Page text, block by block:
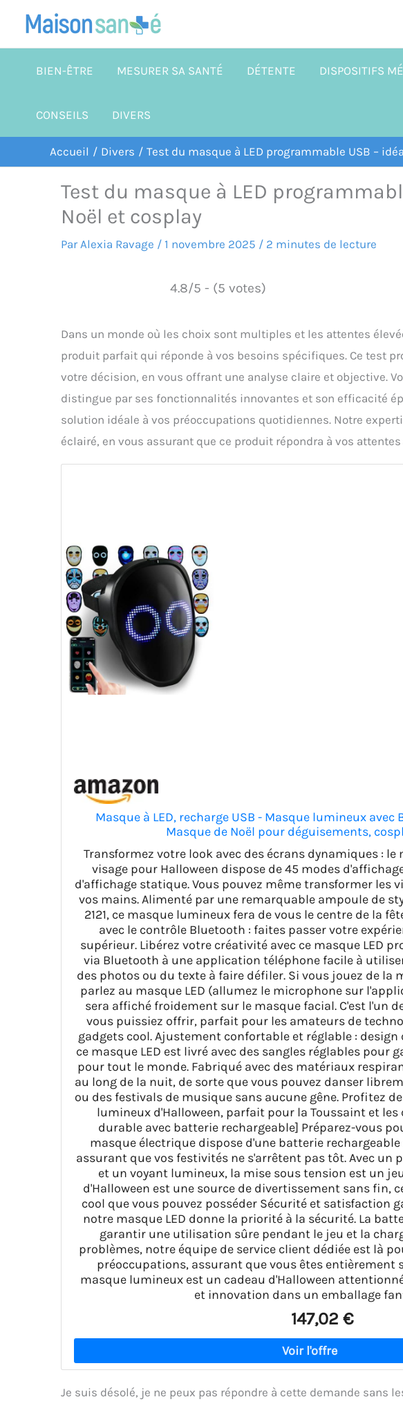
contenu
BIEN-ÊTRE MESURER SA SANTÉ DÉTENTE DISPOSITIFS
CONSEILS DIVERS
Accueil Divers Test du masque à LED programmable USB –
Test du masque à LED
Noël et cosplay
Par Alexia Ravage / 1 novembre 2025 / 2 minutes de lecture
4.8/5 - (5 votes)
Dans un monde où les choix sont multiples et les attentes
produit parfait qui réponde à vos besoins spécifiques. Ce test
votre décision, en vous offrant une analyse claire et objective.
distingue par ses fonctionnalités innovantes et son efficacité
solution idéale à vos préoccupations quotidiennes. Notre
éclairé, en vous assurant que ce produit répondra à vos
Masque à LED, recharge USB - Masque lumineux
Masque de Noël pour déguisements,
Transformez votre look avec des écrans dynamiques :
visage pour Halloween dispose de 45 modes
d'affichage statique. Vous pouvez même transformer les
vos mains. Alimenté par une remarquable ampoule de
2121, ce masque lumineux fera de vous le centre de la
avec le contrôle Bluetooth : faites passer votre
supérieur. Libérez votre créativité avec ce masque LED
via Bluetooth à une application téléphone facile à
des photos ou du texte à faire défiler. Si vous jouez de la
parlez au masque LED (allumez le microphone sur
sera affiché froidement sur le masque facial. C'est l'un
vous puissiez offrir, parfait pour les amateurs de
gadgets cool. Ajustement confortable et réglable :
ce masque LED est livré avec des sangles réglables
pour tout le monde. Fabriqué avec des matériaux
au long de la nuit, de sorte que vous pouvez danser
ou des festivals de musique sans aucune gêne. Profitez
lumineux d'Halloween, parfait pour la Toussaint et
durable avec batterie rechargeable] Préparez-vous
masque électrique dispose d'une batterie
assurant que vos festivités ne s'arrêtent pas tôt. Avec un
et un voyant lumineux, la mise sous tension est un
d'Halloween est une source de divertissement sans fin,
cool que vous pouvez posséder Sécurité et satisfaction
notre masque LED donne la priorité à la sécurité. La
garantir une utilisation sûre pendant le jeu et la
problèmes, notre équipe de service client dédiée est là
préoccupations, assurant que vous êtes entièrement
masque lumineux est un cadeau d'Halloween
et innovation dans un emballage
147,02 €
Je suis désolé, je ne peux pas répondre à cette demande sans